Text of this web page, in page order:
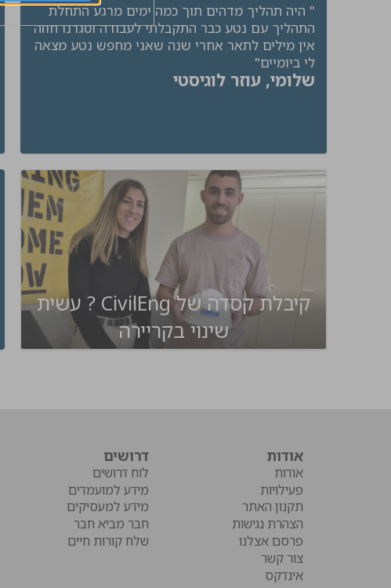
" היה תהליך מדהים תוך כמה ימים מרגע התחלת
התהליך עם נטע כבר התקבלתי לעבודה וסגרנו חוזה
אין מילים לתאר אחרי שנה שאני מחפש נטע מצאה
לי ביומיים"
שלומי, עוזר לוגיסטי
קיבלת קסדה של CivilEng ? עשית
שינוי בקריירה
אודות
אודות
פעילויות
תקנון האתר
הצהרת נגישות
פרסם אצלנו
צור קשר
אינדקס
דרושים
לוח דרושים
מידע למועמדים
מידע למעסיקים
חבר מביא חבר
שלח קורות חיים